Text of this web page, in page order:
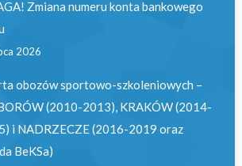
Zmiana numeru konta bankowego
2026
obozów sportowo-szkoleniowych –
(2010-2013), KRAKÓW (2014-
i NADRZECZE (2016-2019 oraz
BeKSa)